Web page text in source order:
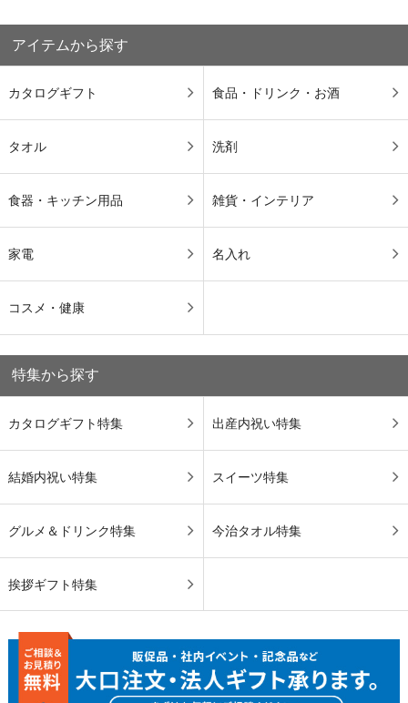
アイテムから探す
カタログギフト 食品・ドリンク・お酒
タオル 洗剤
食器・キッチン用品 雑貨・インテリア
家電 名入れ
コスメ・健康
特集から探す
カタログギフト特集 出産内祝い特集
結婚内祝い特集 スイーツ特集
グルメ＆ドリンク特集 今治タオル特集
挨拶ギフト特集